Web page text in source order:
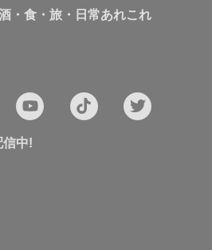
・食・旅・日常あれこれ
信中!